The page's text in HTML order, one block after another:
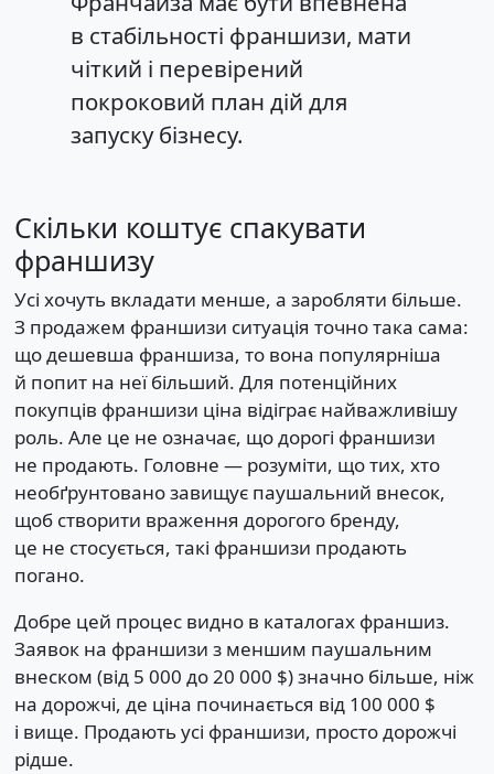
в стабільності франшизи, мати
чіткий і перевірений
покроковий план дій для
запуску бізнесу.
Скільки коштує спакувати
франшизу
Усі хочуть вкладати менше, а заробляти більше.
З продажем франшизи ситуація точно така сама:
що дешевша франшиза, то вона популярніша
й попит на неї більший. Для потенційних
покупців франшизи ціна відіграє найважливішу
роль. Але це не означає, що дорогі франшизи
не продають. Головне — розуміти, що тих, хто
необґрунтовано завищує паушальний внесок,
щоб створити враження дорогого бренду,
це не стосується, такі франшизи продають
погано.
Добре цей процес видно в каталогах франшиз.
Заявок на франшизи з меншим паушальним
внеском (від 5 000 до 20 000 $) значно більше, ніж
на дорожчі, де ціна починається від 100 000 $
і вище. Продають усі франшизи, просто дорожчі
рідше.